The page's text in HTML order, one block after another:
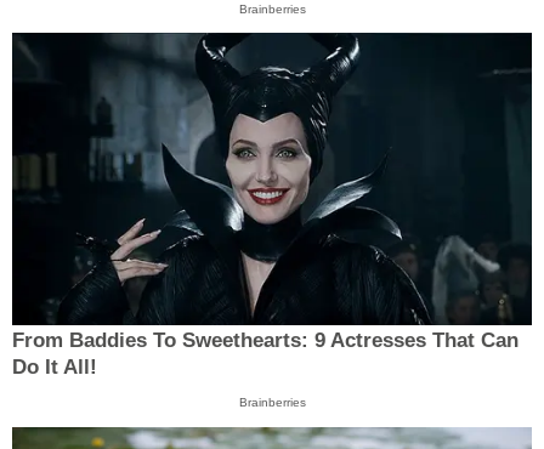
Brainberries
From Baddies To Sweethearts: 9 Actresses That Can
Do It All!
Brainberries